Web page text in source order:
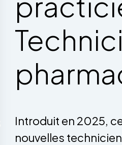
Introduit en 2025,
nouvelles